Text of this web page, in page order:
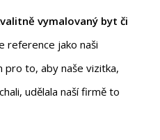
vymalovaný byt či
reference jako naši
pro to, aby naše vizitka,
udělala naší firmě to